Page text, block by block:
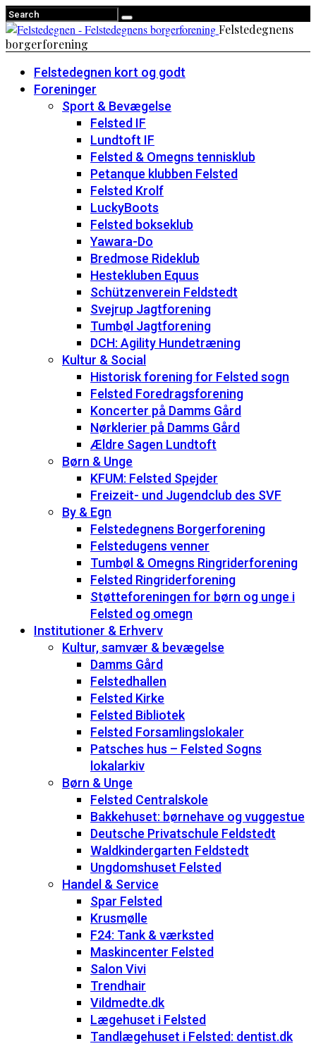
Felstedegnens
borgerforening
Felstedegnen kort og godt
Foreninger
Sport & Bevægelse
Felsted IF
Lundtoft IF
Felsted & Omegns tennisklub
Petanque klubben Felsted
Felsted Krolf
LuckyBoots
Felsted bokseklub
Yawara-Do
Bredmose Rideklub
Hestekluben Equus
Schützenverein Feldstedt
Svejrup Jagtforening
Tumbøl Jagtforening
DCH: Agility Hundetræning
Kultur & Social
Historisk forening for Felsted sogn
Felsted Foredragsforening
Koncerter på Damms Gård
Nørklerier på Damms Gård
Ældre Sagen Lundtoft
Børn & Unge
KFUM: Felsted Spejder
Freizeit- und Jugendclub des SVF
By & Egn
Felstedegnens Borgerforening
Felstedugens venner
Tumbøl & Omegns Ringriderforening
Felsted Ringriderforening
Støtteforeningen for børn og unge i
Felsted og omegn
Institutioner & Erhverv
Kultur, samvær & bevægelse
Damms Gård
Felstedhallen
Felsted Kirke
Felsted Bibliotek
Felsted Forsamlingslokaler
Patsches hus – Felsted Sogns
lokalarkiv
Børn & Unge
Felsted Centralskole
Bakkehuset: børnehave og vuggestue
Deutsche Privatschule Feldstedt
Waldkindergarten Feldstedt
Ungdomshuset Felsted
Handel & Service
Spar Felsted
Krusmølle
F24: Tank & værksted
Maskincenter Felsted
Salon Vivi
Trendhair
Vildmedte.dk
Lægehuset i Felsted
Tandlægehuset i Felsted: dentist.dk